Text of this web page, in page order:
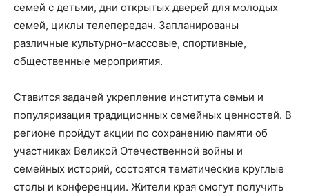
семей с детьми, дни открытых дверей для молодых
семей, циклы телепередач. Запланированы
различные культурно-массовые, спортивные,
общественные мероприятия.
Ставится задачей укрепление института семьи и
популяризация традиционных семейных ценностей. В
регионе пройдут акции по сохранению памяти об
участниках Великой Отечественной войны и
семейных историй, состоятся тематические круглые
столы и конференции. Жители края смогут получить